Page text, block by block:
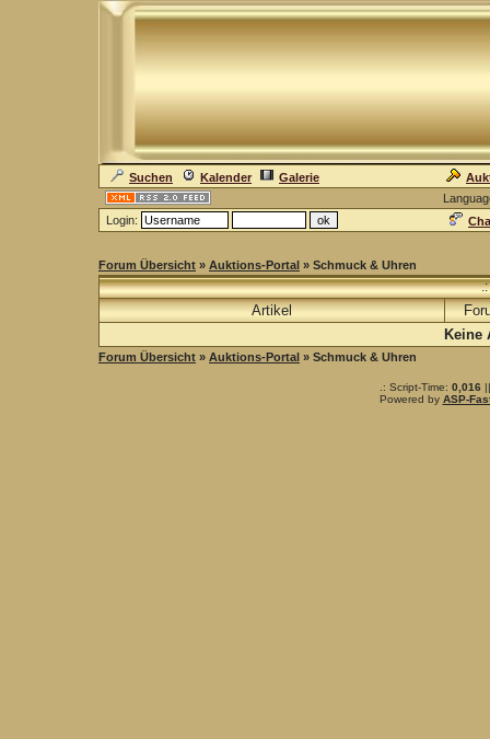
Suchen Kalender Galerie
Login:
Forum Übersicht » Auktions-Portal » Schmuck & Uhren
Artikel
Keine
Forum Übersicht » Auktions-Portal » Schmuck & Uhren
.: Script-Time: 0,016
Powered by ASP-